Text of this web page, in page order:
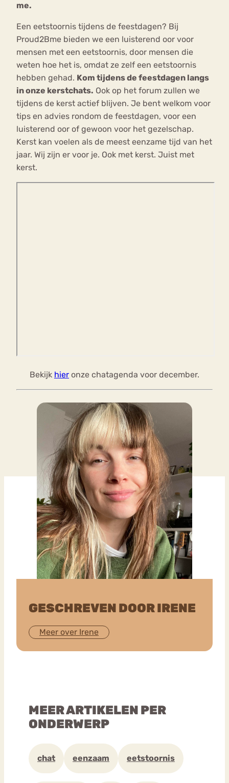
me.
Een eetstoornis tijdens de feestdagen? Bij
Proud2Bme bieden we een luisterend oor voor
mensen met een eetstoornis, door mensen die
weten hoe het is, omdat ze zelf een eetstoornis
hebben gehad. Kom tijdens de feestdagen langs
in onze kerstchats. Ook op het forum zullen we
tijdens de kerst actief blijven. Je bent welkom voor
tips en advies rondom de feestdagen, voor een
luisterend oor of gewoon voor het gezelschap.
Kerst kan voelen als de meest eenzame tijd van het
jaar. Wij zijn er voor je. Ook met kerst. Juist met
kerst.
Bekijk hier onze chatagenda voor december.
GESCHREVEN DOOR IRENE
Meer over Irene
MEER ARTIKELEN PER
ONDERWERP
chat eenzaam eetstoornis